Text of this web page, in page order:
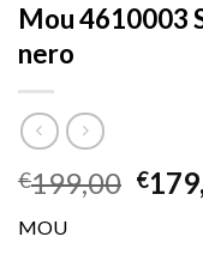
Mou 4610003
nero
€199,00 €
MOU